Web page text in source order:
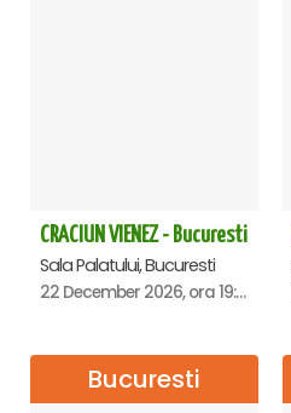
CRACIUN VIENEZ - Bucuresti
Sala Palatului, Bucuresti
22 December 2026, ora 19:00
Bucuresti